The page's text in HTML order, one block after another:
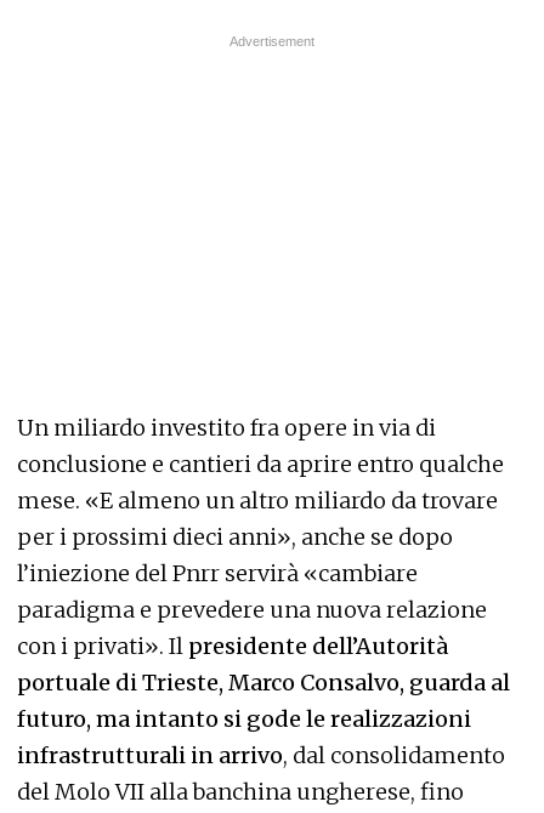
Un miliardo investito fra opere in via di
conclusione e cantieri da aprire entro qualche
mese. «E almeno un altro miliardo da trovare
per i prossimi dieci anni», anche se dopo
l’iniezione del Pnrr servirà «cambiare
paradigma e prevedere una nuova relazione
con i privati». Il presidente dell’Autorità
portuale di Trieste, Marco Consalvo, guarda al
futuro, ma intanto si gode le realizzazioni
infrastrutturali in arrivo, dal consolidamento
del Molo VII alla banchina ungherese, fino